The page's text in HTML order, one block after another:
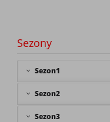
Sezony
Sezon1
Sezon2
Sezon3